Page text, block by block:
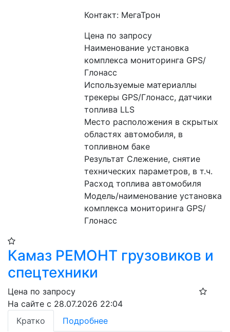
Контакт: МегаТрон
Цена по запросу
Наименование установка
комплекса мониторинга GPS/
Глонасс
Используемые материаллы
трекеры GPS/Глонасс, датчики
топлива LLS
Место расположения в скрытых
областях автомобиля, в
топливном баке
Результат Слежение, снятие
технических параметров, в т.ч.
Расход топлива автомобиля
Модель/наименование установка
комплекса мониторинга GPS/
Глонасс
Камаз РЕМОНТ грузовиков и
спецтехники
Цена по запросу
На сайте с 28.07.2026 22:04
Кратко
Подробнее